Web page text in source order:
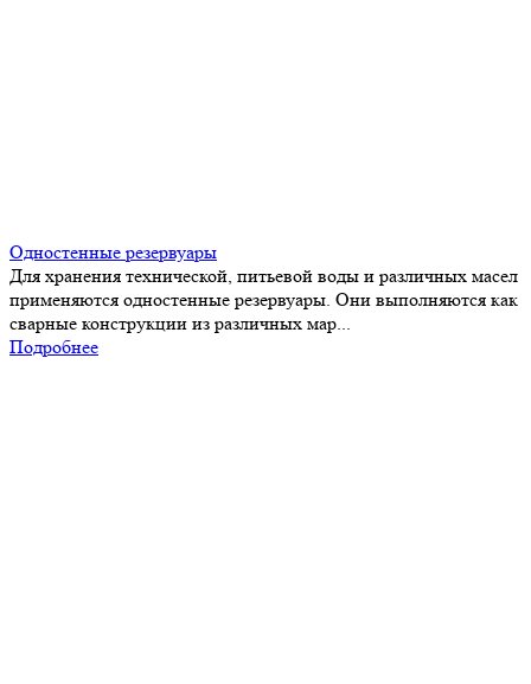
Одностенные резервуары
Для хранения технической, питьевой воды и различных масел
применяются одностенные резервуары. Они выполняются как
сварные конструкции из различных мар...
Подробнее